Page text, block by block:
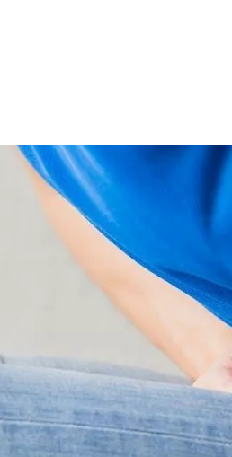
الأمعاء وتسبب أعراضًا مثل الإسهال.